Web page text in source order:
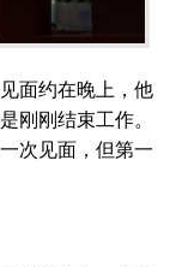
面约在晚上，他
刚刚结束工作。
次见面，但第一